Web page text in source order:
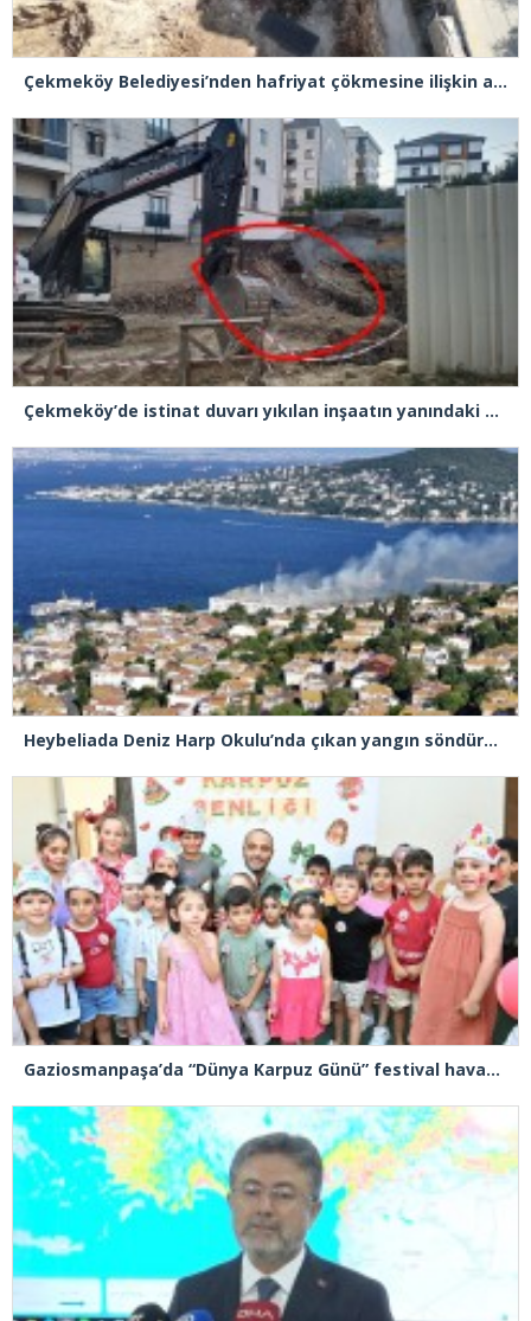
Çekmeköy Belediyesi’nden hafriyat çökmesine ilişkin açıklama
Çekmeköy’de istinat duvarı yıkılan inşaatın yanındaki 5 katlı bina boşaltıldı
Heybeliada Deniz Harp Okulu’nda çıkan yangın söndürüldü
Gaziosmanpaşa’da “Dünya Karpuz Günü” festival havasında kutlandı